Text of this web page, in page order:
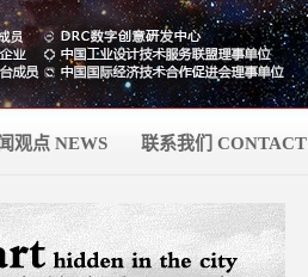
观点 NEWS 联系我们 CONTACT